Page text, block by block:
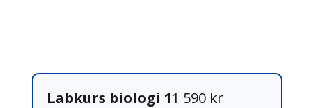
Labkurs biologi 11 590 kr